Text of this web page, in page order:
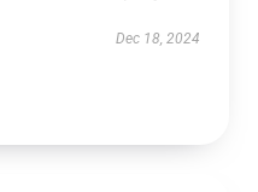
Dec 18, 2024